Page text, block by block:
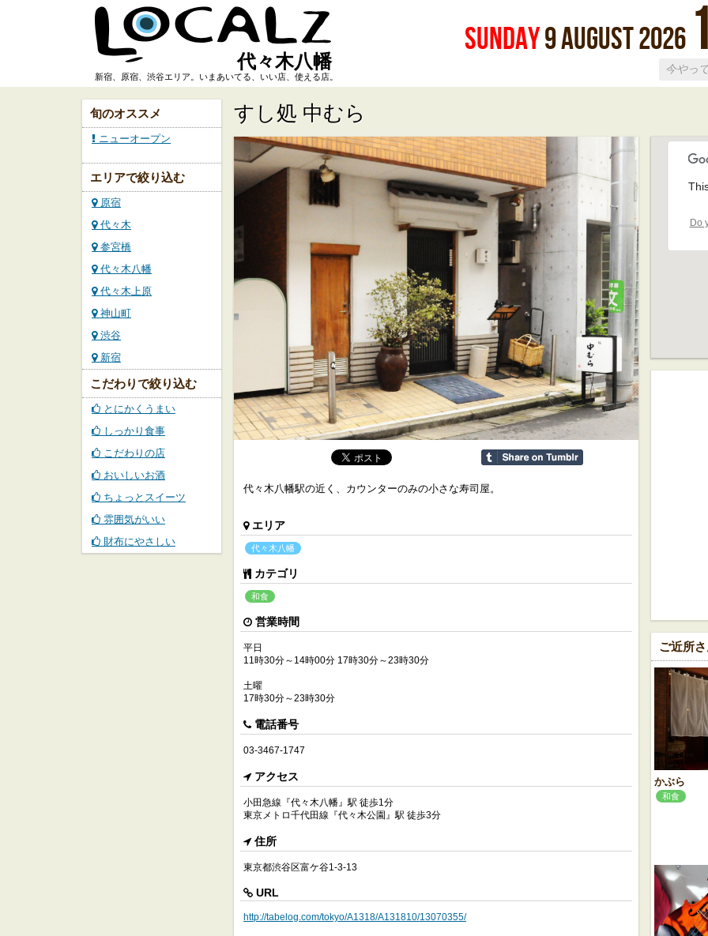
代々木八幡
新宿、原宿、渋谷エリア。いまあいてる、いい店、使える店。
Sunday9August2026
旬のオススメ
ニューオープン
エリアで絞り込む
原宿
代々木
参宮橋
代々木八幡
代々木上原
神山町
渋谷
新宿
こだわりで絞り込む
とにかくうまい
しっかり食事
こだわりの店
おいしいお酒
ちょっとスイーツ
雰囲気がいい
財布にやさしい
すし処 中むら
代々木八幡駅の近く、カウンターのみの小さな寿司屋。
エリア
代々木八幡
カテゴリ
和食
営業時間
平日
11時30分～14時00分 17時30分～23時30分
土曜
17時30分～23時30分
電話番号
03-3467-1747
アクセス
小田急線『代々木八幡』駅 徒歩1分
東京メトロ千代田線『代々木公園』駅 徒歩3分
住所
東京都渋谷区富ケ谷1-3-13
URL
http://tabelog.com/tokyo/A1318/A131810/13070355/
Do
ご近所
かぶら
和食